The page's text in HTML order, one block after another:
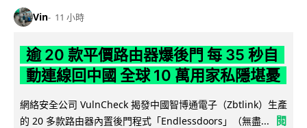
Vin 11 小時
逾 20 款平價路由器爆後門 每 35 秒自
動連線回中國 全球 10 萬用家私隱堪憂
網絡安全公司 VulnCheck 揭發中國智博通電子（Zbtlink）生產
的 20 多款路由器內置後門程式「Endlessdoors」（無盡...
閱